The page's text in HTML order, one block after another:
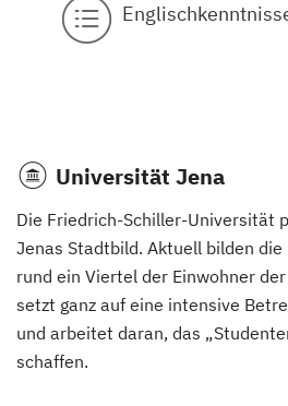
Universität Jena
Die Friedrich-Schiller-Universität
Jenas Stadtbild. Aktuell bilden
rund ein Viertel der Einwohner
setzt ganz auf eine intensive
und arbeitet daran, das
schaffen.